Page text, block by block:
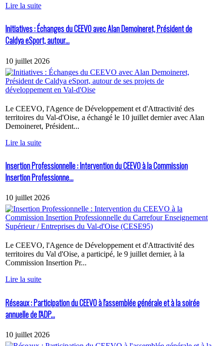
Lire la suite
Initiatives : Échanges du CEEVO avec Alan Demoineret, Président de
Caldya eSport, autour...
10 juillet 2026
Le CEEVO, l'Agence de Développement et d'Attractivité des
territoires du Val-d'Oise, a échangé le 10 juillet dernier avec Alan
Demoineret, Président...
Lire la suite
Insertion Professionnelle : Intervention du CEEVO à la Commission
Insertion Professionne...
10 juillet 2026
Le CEEVO, l'Agence de Développement et d'Attractivité des
territoires du Val d'Oise, a participé, le 9 juillet dernier, à la
Commission Insertion Pr...
Lire la suite
Réseaux : Participation du CEEVO à l'assemblée générale et à la soirée
annuelle de l'ADP...
10 juillet 2026